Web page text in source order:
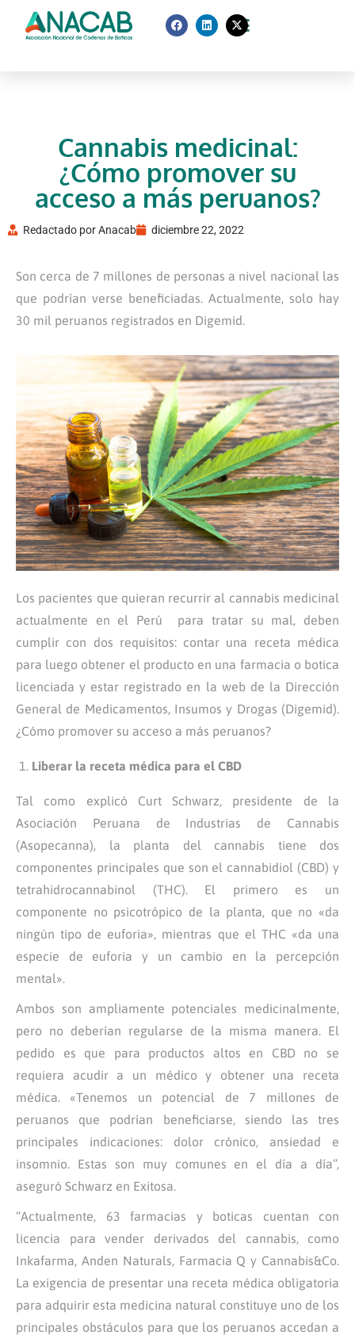
Cannabis medicinal:
¿Cómo promover su
acceso a más peruanos?
Redactado porAnacab diciembre 22, 2022
Son cerca de 7 millones de personas a nivel nacional las
que podrían verse beneficiadas. Actualmente, solo hay
30 mil peruanos registrados en Digemid.
Los pacientes que quieran recurrir al cannabis medicinal
actualmente en el Perú para tratar su mal, deben
cumplir con dos requisitos: contar una receta médica
para luego obtener el producto en una farmacia o botica
licenciada y estar registrado en la web de la Dirección
General de Medicamentos, Insumos y Drogas (Digemid).
¿Cómo promover su acceso a más peruanos?
Liberar la receta médica para el CBD
Tal como explicó Curt Schwarz, presidente de la
Asociación Peruana de Industrias de Cannabis
(Asopecanna), la planta del cannabis tiene dos
componentes principales que son el cannabidiol (CBD) y
tetrahidrocannabinol (THC). El primero es un
componente no psicotrópico de la planta, que no «da
ningún tipo de euforia», mientras que el THC «da una
especie de euforia y un cambio en la percepción
mental».
Ambos son ampliamente potenciales medicinalmente,
pero no deberían regularse de la misma manera. El
pedido es que para productos altos en CBD no se
requiera acudir a un médico y obtener una receta
médica. «Tenemos un potencial de 7 millones de
peruanos que podrían beneficiarse, siendo las tres
principales indicaciones: dolor crónico, ansiedad e
insomnio. Estas son muy comunes en el día a día”,
aseguró Schwarz en Exitosa.
“Actualmente, 63 farmacias y boticas cuentan con
licencia para vender derivados del cannabis, como
Inkafarma, Anden Naturals, Farmacia Q y Cannabis&Co.
La exigencia de presentar una receta médica obligatoria
para adquirir esta medicina natural constituye uno de los
principales obstáculos para que los peruanos accedan a